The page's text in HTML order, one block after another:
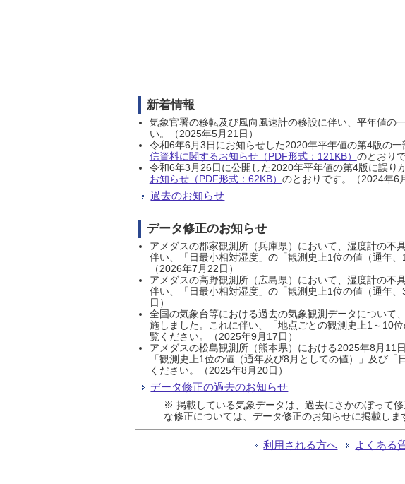
新着情報
気象官署の移転及び風向風速計の移設に伴い、平年値の
い。（2025年5月21日）
令和6年6月3日にお知らせした2020年平年値の第4版の
信資料に関するお知らせ（PDF形式：121KB） のとおり
令和6年3月26日に公開した2020年平年値の第4版に誤り
お知らせ（PDF形式：62KB） のとおりです。（2024年6
過去のお知らせ
データ修正のお知らせ
アメダスの郡家観測所（兵庫県）において、湿度計の不
伴い、「日最小相対湿度」の「観測史上1位の値（通年
（2026年7月22日）
アメダスの高野観測所（広島県）において、湿度計の不
伴い、「日最小相対湿度」の「観測史上1位の値（通年
日）
全国の気象台等における過去の気象観測データについて
施しました。これに伴い、「地点ごとの観測史上1～10
覧ください。（2025年9月17日）
アメダスの松島観測所（熊本県）における2025年8月11
「観測史上1位の値（通年及び8月としての値）」及び
ください。（2025年8月20日）
データ修正の過去のお知らせ
※ 掲載している気象データは、過去にさかのぼって
な修正については、データ修正のお知らせに掲載しま
利用される方へ よくある